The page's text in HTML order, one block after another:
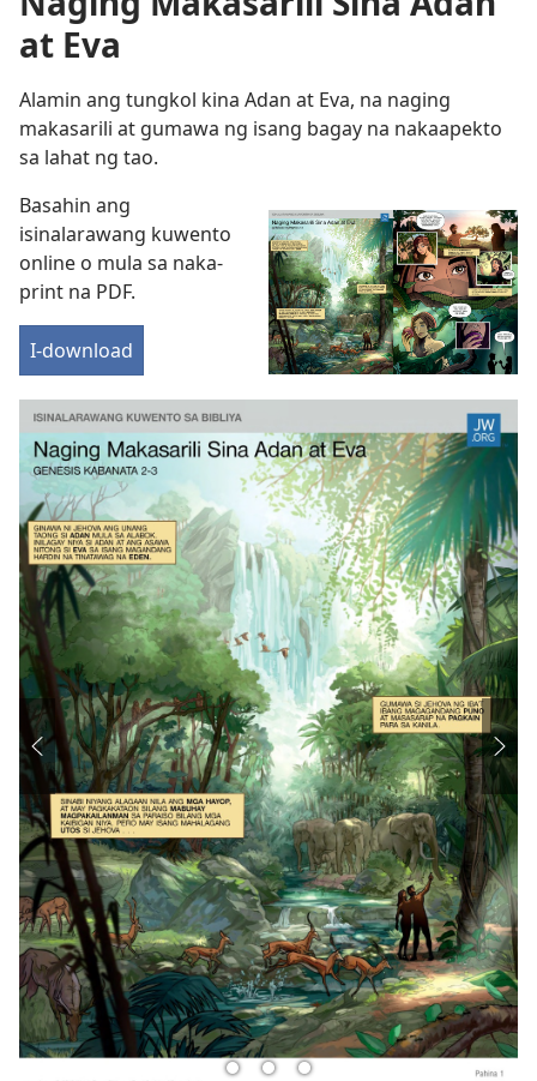
at Eva
Alamin ang tungkol kina Adan at Eva, na naging
makasarili at gumawa ng isang bagay na nakaapekto
sa lahat ng tao.
Basahin ang
isinalarawang kuwento
online o mula sa naka-
print na PDF.
I-download